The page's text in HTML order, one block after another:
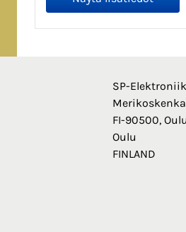
SP-
FI-90500, Oulu
Oulu
FINLAND